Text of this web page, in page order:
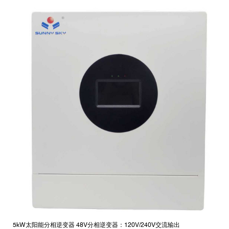
5kW太阳能分相逆变器 48V分相逆变器：120V/240V交流输出